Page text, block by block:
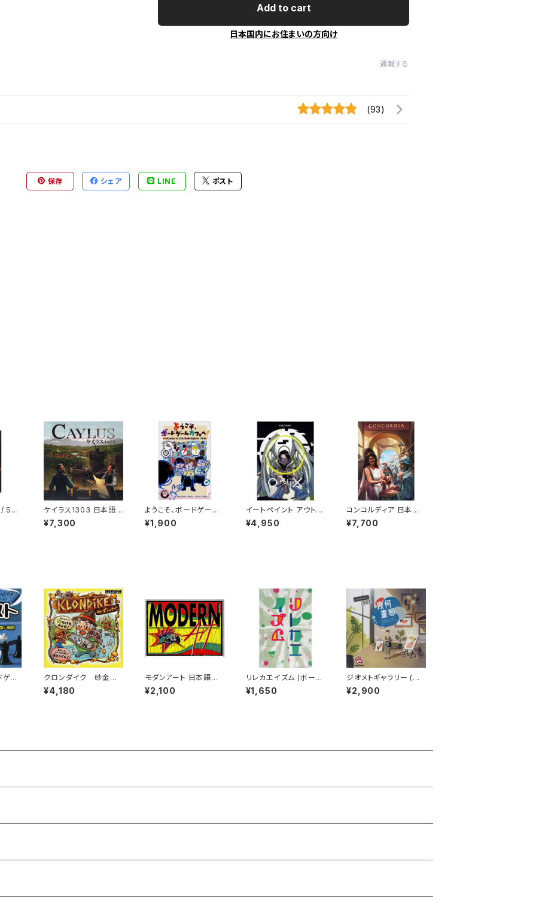
Add to cart
日本国内にお住まいの方向け
通報する
(93)
保存 シェア LINE ポスト
/ SH
ケイラス1303 日本語
版 (ボードゲーム カー
ドゲーム) 12歳以上 60
¥7,300
ようこそ、ボードゲーム
カフェへ！ (ボードゲー
ム カードゲーム) 16歳
¥1,900
イートペイント アウト
オブ ジンクス EAT / P
AINT Out of jinX (ボ
¥4,950
コンコルディア 日本語
版 (ボードゲーム カー
ドゲーム) 13歳以上 90
¥7,700
ゲー
クロンダイク 砂金ハ
ンターズ (ボードゲーム
カードゲーム) 6歳以上
¥4,180
モダンアート 日本語版
(2025年版) (ボードゲ
ーム カードゲーム) 10
¥2,100
リレカエイズム (ボード
ゲーム カードゲーム) 8
歳以上 15-30分程度 3
¥1,650
ジオメトギャラリー (ボ
ードゲーム カードゲー
ム) 7歳以上 10-30分
¥2,900